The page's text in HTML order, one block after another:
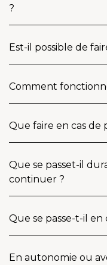
?
Est-il possible de
Comment
Que faire en cas
Que se passet-il
continuer ?
Que se passe-t-il en
En autonomie ou